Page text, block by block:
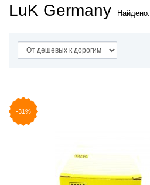
LuK Germany Найдено:
-31%